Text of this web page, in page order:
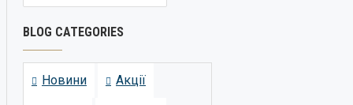
BLOG CATEGORIES
Новини Акції